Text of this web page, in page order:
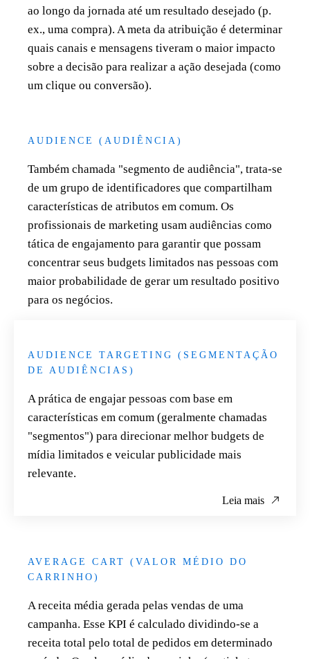
ao longo da jornada até um resultado desejado (p.
ex., uma compra). A meta da atribuição é determinar
quais canais e mensagens tiveram o maior impacto
sobre a decisão para realizar a ação desejada (como
um clique ou conversão).
AUDIENCE (AUDIÊNCIA)
Também chamada "segmento de audiência", trata-se
de um grupo de identificadores que compartilham
características de atributos em comum. Os
profissionais de marketing usam audiências como
tática de engajamento para garantir que possam
concentrar seus budgets limitados nas pessoas com
maior probabilidade de gerar um resultado positivo
para os negócios.
AUDIENCE TARGETING (SEGMENTAÇÃO
DE AUDIÊNCIAS)
A prática de engajar pessoas com base em
características em comum (geralmente chamadas
"segmentos") para direcionar melhor budgets de
mídia limitados e veicular publicidade mais
relevante.
Leia mais
AVERAGE CART (VALOR MÉDIO DO
CARRINHO)
A receita média gerada pelas vendas de uma
campanha. Esse KPI é calculado dividindo-se a
receita total pelo total de pedidos em determinado